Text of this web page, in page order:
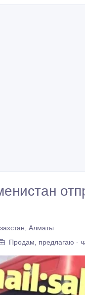
Алматы
Продам, предлагаю -